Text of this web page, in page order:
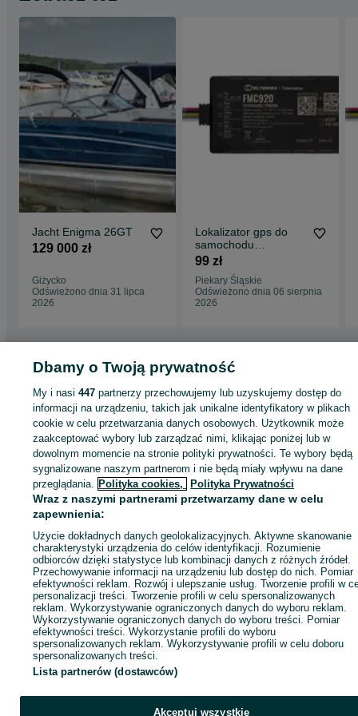
Jacht Enigma 26GT
129 000 zł
Giżycko
Odświeżono dnia 31 lipca
2026
Lokalizator gps do
samochodu
monitoring auta
TOLL
99 zł
Piekary Śląskie
Odświeżono dnia 06 sierpnia
2026
Strona główna Motoryzacja Części samochodowe
KATEGORIA
ID:715153467 Wyświetlenia:
Zadzwoń / SMS Wyślij wiadomość
Dbamy o Twoją prywatność
My i nasi447 partnerzy przechowujemy lub uzyskujemy dostęp do
informacji na urządzeniu, takich jak unikalne identyfikatory w plikach
cookie w celu przetwarzania danych osobowych. Użytkownik może
zaakceptować wybory lub zarządzać nimi, klikając poniżej lub w
dowolnym momencie na stronie polityki prywatności. Te wybory będą
sygnalizowane naszym partnerom i nie będą miały wpływu na dane
przeglądania. Polityka cookies, Polityka Prywatności
Wraz z naszymi partnerami przetwarzamy dane w celu
zapewnienia:
Użycie dokładnych danych geolokalizacyjnych. Aktywne skanowanie
charakterystyki urządzenia do celów identyfikacji. Rozumienie
odbiorców dzięki statystyce lub kombinacji danych z różnych źródeł.
Przechowywanie informacji na urządzeniu lub dostęp do nich. Pomiar
efektywności reklam. Rozwój i ulepszanie usług. Tworzenie profili w
personalizacji treści. Tworzenie profili w celu spersonalizowanych
reklam. Wykorzystywanie ograniczonych danych do wyboru reklam.
Wykorzystywanie ograniczonych danych do wyboru treści. Pomiar
efektywności treści. Wykorzystanie profili do wyboru
spersonalizowanych reklam. Wykorzystywanie profili w celu doboru
spersonalizowanych treści.
Lista partnerów (dostawców)
Akceptuj wszystkie